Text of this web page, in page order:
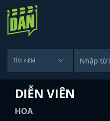
DIỄN VIÊN
HOA